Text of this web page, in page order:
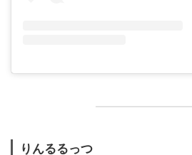
りんるるっつ